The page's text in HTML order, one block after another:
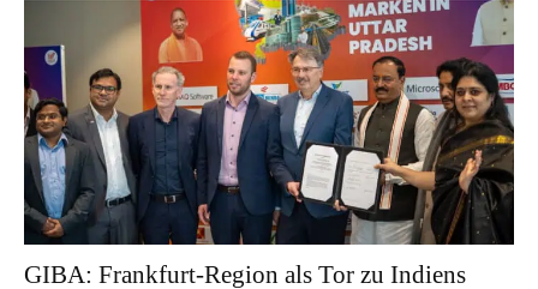
GIBA: Frankfurt-Region als Tor zu Indiens